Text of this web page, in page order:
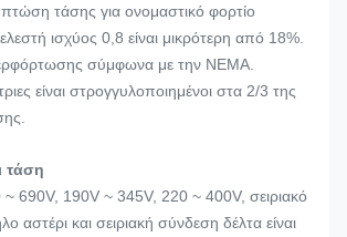
τάσης για ονομαστικό φορτίο
ισχύος 0,8 είναι μικρότερη από 18%.
σύμφωνα με την NEMA.
είναι στρογγυλοποιημένοι στα 2/3 της
τάση
690V, 190V ~ 345V, 220 ~ 400V, σειριακό
αστέρι και σειριακή σύνδεση δέλτα είναι